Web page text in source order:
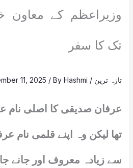
وزیراعظم کے معاون
تک کا سفر
تازہ ترین /
11, 2025 / ByHashmi
عرفان صدیقی کا اصلی نام
تھا لیکن وہ اپنے قلمی نام
سے زیادہ معروف اور جانے